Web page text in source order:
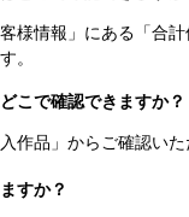
様情報」にある「合
。
こで確認できますか？
作品」からご確認いた
すか？